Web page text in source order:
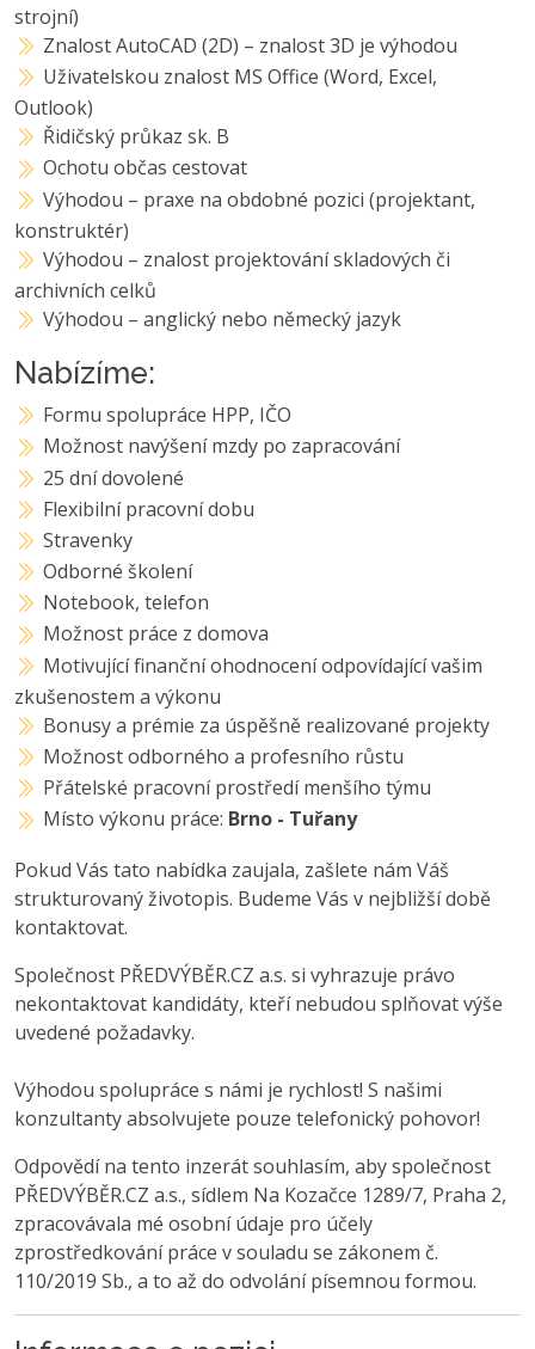
strojní)
Znalost AutoCAD (2D) – znalost 3D je výhodou
Uživatelskou znalost MS Office (Word, Excel,
Outlook)
Řidičský průkaz sk. B
Ochotu občas cestovat
Výhodou – praxe na obdobné pozici (projektant,
konstruktér)
Výhodou – znalost projektování skladových či
archivních celků
Výhodou – anglický nebo německý jazyk
Nabízíme:
Formu spolupráce HPP, IČO
Možnost navýšení mzdy po zapracování
25 dní dovolené
Flexibilní pracovní dobu
Stravenky
Odborné školení
Notebook, telefon
Možnost práce z domova
Motivující finanční ohodnocení odpovídající vašim
zkušenostem a výkonu
Bonusy a prémie za úspěšně realizované projekty
Možnost odborného a profesního růstu
Přátelské pracovní prostředí menšího týmu
Místo výkonu práce: Brno - Tuřany
Pokud Vás tato nabídka zaujala, zašlete nám Váš
strukturovaný životopis. Budeme Vás v nejbližší době
kontaktovat.
Společnost PŘEDVÝBĚR.CZ a.s. si vyhrazuje právo
nekontaktovat kandidáty, kteří nebudou splňovat výše
uvedené požadavky.
Výhodou spolupráce s námi je rychlost! S našimi
konzultanty absolvujete pouze telefonický pohovor!
Odpovědí na tento inzerát souhlasím, aby společnost
PŘEDVÝBĚR.CZ a.s., sídlem Na Kozačce 1289/7, Praha 2,
zpracovávala mé osobní údaje pro účely
zprostředkování práce v souladu se zákonem č.
110/2019 Sb., a to až do odvolání písemnou formou.